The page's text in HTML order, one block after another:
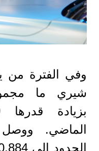
وفي الفترة من
الماضي.